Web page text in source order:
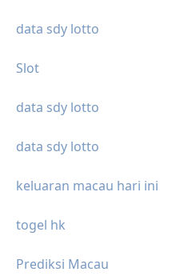
data sdy lotto
Slot
data sdy lotto
data sdy lotto
keluaran macau hari ini
togel hk
Prediksi Macau